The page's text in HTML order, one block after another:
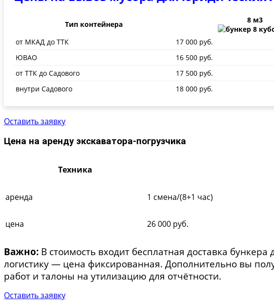
Тип контейнера 8 м3
от МКАД до ТТК 17 000 руб.
ЮВАО
16 500 руб.
от ТТК до Садового
17 500 руб.
внутри Садового
18 000 руб.
Оставить заявку
Цена на аренду экскаватора-погрузчика
Техника
аренда 1 смена/(8+1 час)
цена 26 000 руб.
Важно: В стоимость входит бесплатная доставка
логистику — цена фиксированная. Дополнительно вы
работ и талоны на утилизацию для отчётности.
Оставить заявку